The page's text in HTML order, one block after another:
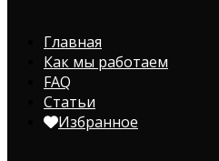
Главная
Как мы работаем
FAQ
Статьи
Избранное